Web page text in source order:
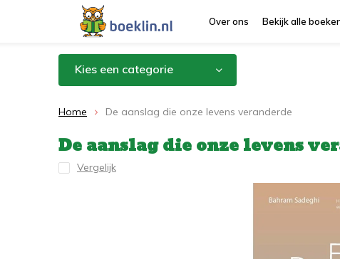
Over ons Bekijk alle
Kies een categorie
Home De aanslag die onze levens veranderde
De aanslag die onze levens
Vergelijk